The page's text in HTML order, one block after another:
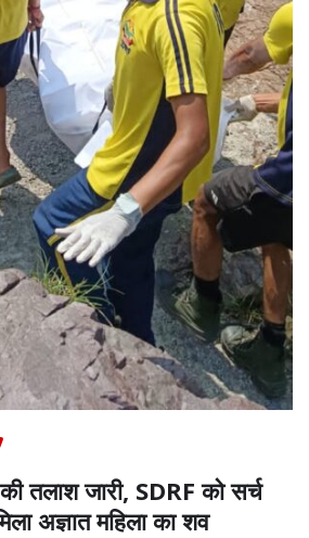
तलाश जारी, SDRF को सर्च
अज्ञात महिला का शव